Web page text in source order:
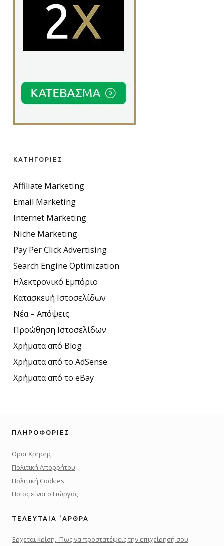
ΚΑΤΗΓΟΡΊΕΣ
Affiliate Marketing
Email Marketing
Internet Marketing
Niche Marketing
Pay Per Click Advertising
Search Engine Optimization
Ηλεκτρονικό Εμπόριο
Κατασκευή Ιστοσελίδων
Νέα – Απόψεις
Προώθηση Ιστοσελίδων
Χρήματα από Blog
Χρήματα από το AdSense
Χρήματα από το eBay
ΠΛΗΡΟΦΟΡΊΕΣ
Οροι Χρησης
Πολιτική Απορρήτου
Πολιτική Cookies
Ποιος είναι ο Γιώργος
ΤΕΛΕΥΤΑΊΑ ‘ΑΡΘΡΑ
Έρχεται κρίση.. Πως να προστατέψεις την επιχείρησή σου